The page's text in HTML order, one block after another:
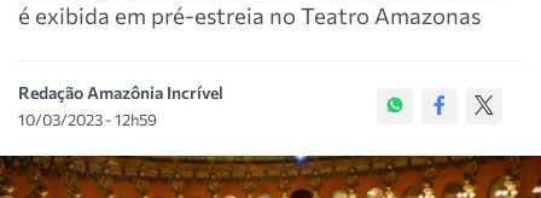
é exibida em pré-estreia no Teatro Amazonas
Redação Amazônia Incrível
10/03/2023 - 12h59